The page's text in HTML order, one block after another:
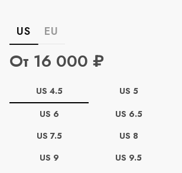
US EU
От 16 000 ₽
US 4.5 US 5
US 6
US 6.5
US 7.5
US 8
US 9
US 9.5